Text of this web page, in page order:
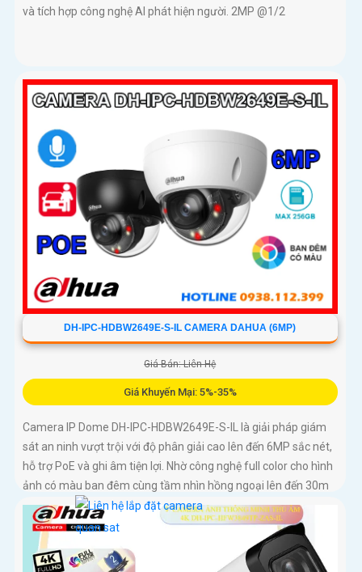
và tích hợp công nghệ AI phát hiện người. 2MP @1/2
DH-IPC-HDBW2649E-S-IL CAMERA DAHUA (6MP)
Giá Bán: Liên Hệ
Giá Khuyến Mại: 5%-35%
Camera IP Dome DH-IPC-HDBW2649E-S-IL là giải pháp giám
sát an ninh vượt trội với độ phân giải cao lên đến 6MP sắc nét,
hỗ trợ PoE và ghi âm tiện lợi. Nhờ công nghệ full color cho hình
ảnh có màu ban đêm cùng tầm nhìn hồng ngoại lên đến 30m